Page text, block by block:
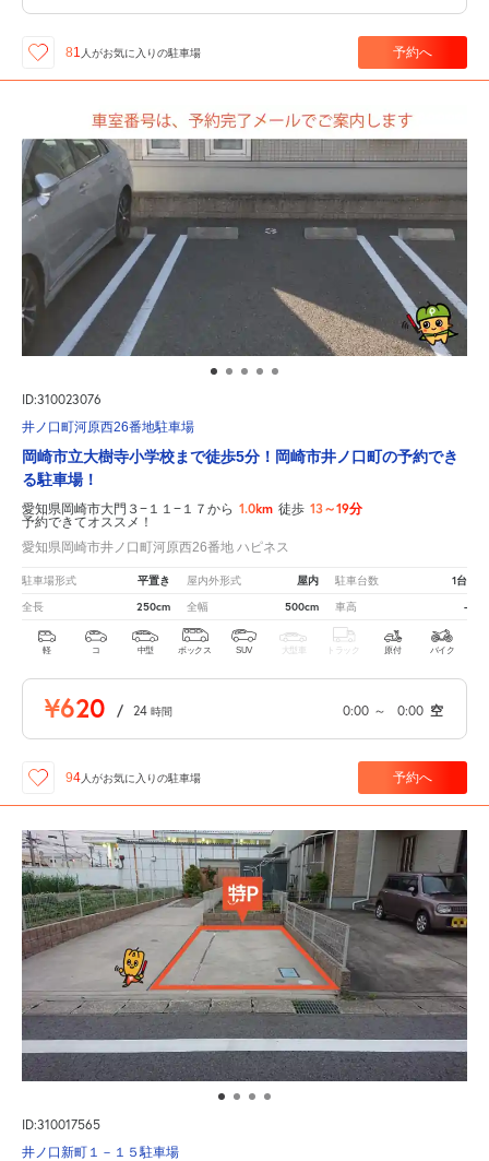
81 人がお気に入りの駐車場 予約へ
ID:310023076
井ノ口町河原西26番地駐車場
岡崎市立大樹寺小学校まで徒歩5分！岡崎市井ノ口町の予約でき
る駐車場！
愛知県岡崎市大門３−１１−１７から 1.0km 徒歩 13～19分
予約できてオススメ！
愛知県岡崎市井ノ口町河原西26番地 ハピネス
駐車場形式 平置き 屋内外形式 屋内 駐車台数 1台
全長 250cm 全幅 500cm 車高 -
軽 コ 中型 ボックス SUV 大型車 トラック 原付 バイク
¥620 / 24 時間 0:00 ～ 0:00 空
94人がお気に入りの駐車場 予約へ
ID:310017565
井ノ口新町１－１５駐車場